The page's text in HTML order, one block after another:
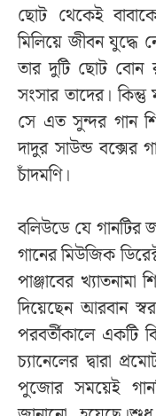
ছোট থেকেই
মিলিয়ে জীবন যুদ্ধে
তার দুটি ছোট বোন
সংসার তাদের।
সে এত সুন্দর গান
দাদুর সাউন্ড
চাঁদমণি।
বলিউডে যে গানটির
গানের মিউজিক
পাঞ্জাবের খ্যাতনামা
দিয়েছেন আরবান
পরবর্তীকালে একটি
চ্যানেলের দ্বারা
পুজোর সময়েই